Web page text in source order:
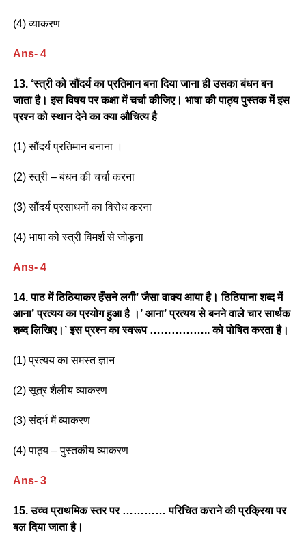
(4) व्याकरण
Ans- 4
13. ‘स्त्री को सौंदर्य का प्रतिमान बना दिया जाना ही उसका बंधन बन
जाता है। इस विषय पर कक्षा में चर्चा कीजिए। भाषा की पाठ्य पुस्तक में इस
प्रश्न को स्थान देने का क्या औचित्य है
(1) सौंदर्य प्रतिमान बनाना ।
(2) स्त्री – बंधन की चर्चा करना
(3) सौंदर्य प्रसाधनों का विरोध करना
(4) भाषा को स्त्री विमर्श से जोड़ना
Ans- 4
14. पाठ में ठिठियाकर हँसने लगी’ जैसा वाक्य आया है। ठिठियाना शब्द में
आना’ प्रत्यय का प्रयोग हुआ है ।’ आना’ प्रत्यय से बनने वाले चार सार्थक
शब्द लिखिए।’ इस प्रश्न का स्वरूप …………….. को पोषित करता है।
(1) प्रत्यय का समस्त ज्ञान
(2) सूत्र शैलीय व्याकरण
(3) संदर्भ में व्याकरण
(4) पाठ्य – पुस्तकीय व्याकरण
Ans- 3
15. उच्च प्राथमिक स्तर पर ………… परिचित कराने की प्रक्रिया पर
बल दिया जाता है।